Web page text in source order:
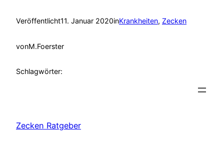
Veröffentlicht11. Januar 2020inKrankheiten, Zecken
vonM.Foerster
Schlagwörter:
Zecken Ratgeber